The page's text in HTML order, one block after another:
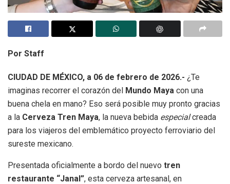
Por Staff
CIUDAD DE MÉXICO, a 06 de febrero de 2026.- ¿Te
imaginas recorrer el corazón del Mundo Maya con una
buena chela en mano? Eso será posible muy pronto gracias
a la Cerveza Tren Maya, la nueva bebida especialcreada
para los viajeros del emblemático proyecto ferroviario del
sureste mexicano.
Presentada oficialmente a bordo del nuevo tren
restaurante “Janal”, esta cerveza artesanal, en